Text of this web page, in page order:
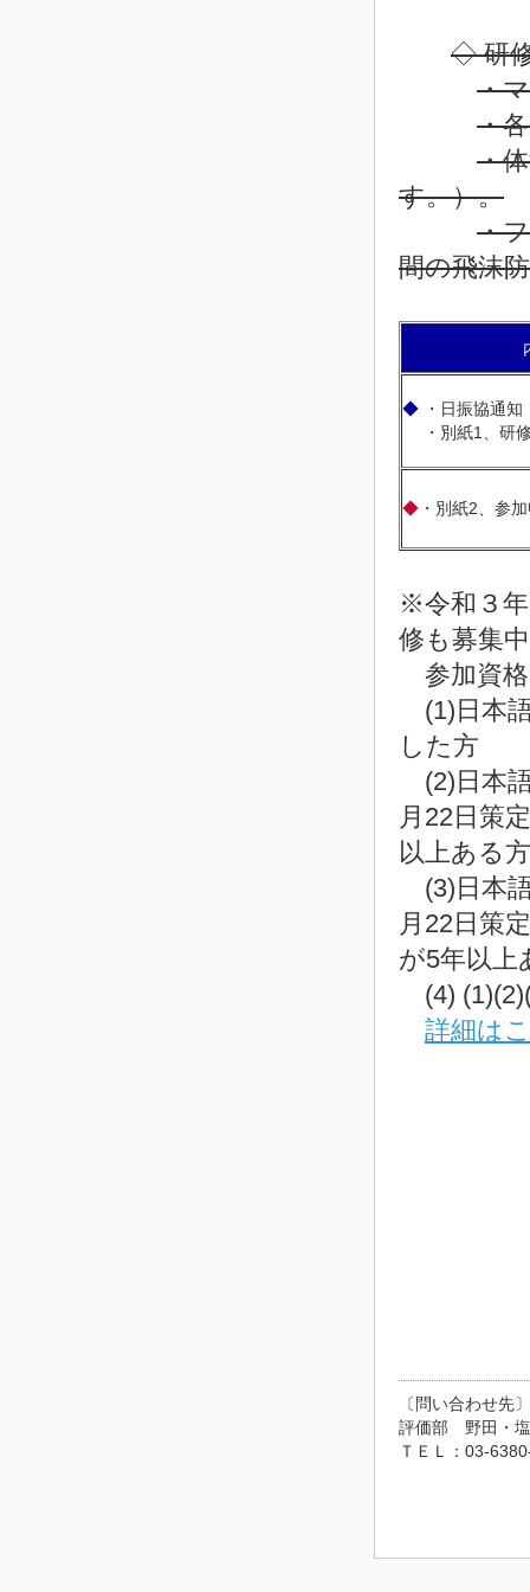
◇ 研
・
・
・
す。）。
・
間の飛沫
◆ ・日振協通知
・別紙1、研
◆ ・別紙2、参
※令和３
修も募集
参加資格
(1)日本
した方
(2)日本
月22日策
以上ある方
(3)日本
月22日策
が5年以上
(4)
詳細は
〔問い合わせ先〕
評価部 野田・
ＴＥＬ：03-